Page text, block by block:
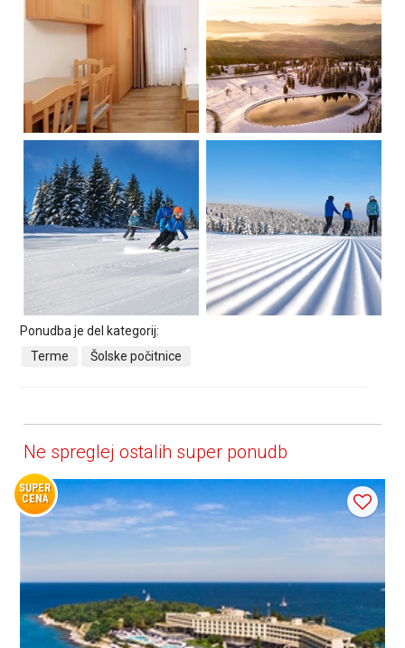
Ponudba je del kategorij:
Terme
Šolske počitnice
Ne spreglej ostalih super ponudb
SUPER
CENA